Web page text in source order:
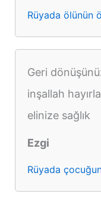
Rüyada ölünün
Geri
inşallah
elinize sağlık
Ezgi
Rüyada